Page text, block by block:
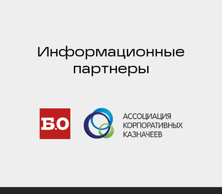
Информационные
партнеры